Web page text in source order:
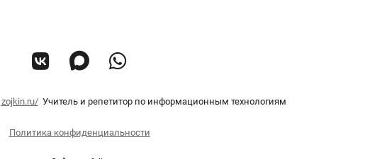
zojkin.ru/Учитель и репетитор по информационным технологиям
Политика конфиденциальности